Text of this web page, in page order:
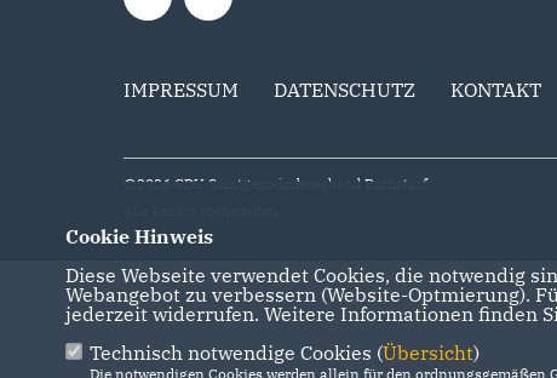
IMPRESSUM DATENSCHUTZ KONTAKT
@2026 CDU Samtgemeindeverband Barnstorf
Cookie Hinweis
Diese Webseite verwendet Cookies, die notwendig
Webangebot zu verbessern (Website-Optmierung).
jederzeit widerrufen. Weitere Informationen finden
Technisch notwendige Cookies (Übersicht)
Die notwendigen Cookies werden allein für den ordnungsgemäßen